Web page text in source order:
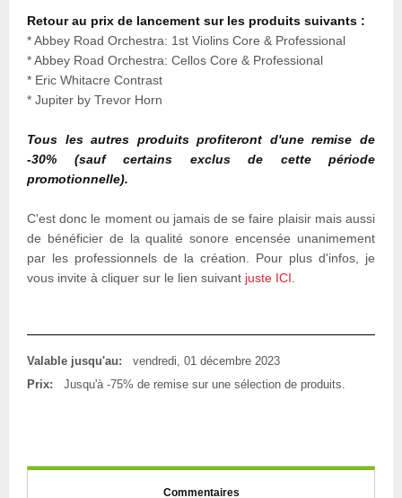
Retour au prix de lancement sur les produits suivants :
* Abbey Road Orchestra: 1st Violins Core & Professional
* Abbey Road Orchestra: Cellos Core & Professional
* Eric Whitacre Contrast
* Jupiter by Trevor Horn
Tous les autres produits profiteront d'une remise de
-30% (sauf certains exclus de cette période
promotionnelle).
C'est donc le moment ou jamais de se faire plaisir mais aussi
de bénéficier de la qualité sonore encensée unanimement
par les professionnels de la création. Pour plus d'infos, je
vous invite à cliquer sur le lien suivant juste ICI.
Valable jusqu'au:
vendredi, 01 décembre 2023
Prix:
Jusqu'à -75% de remise sur une sélection de produits.
Commentaires